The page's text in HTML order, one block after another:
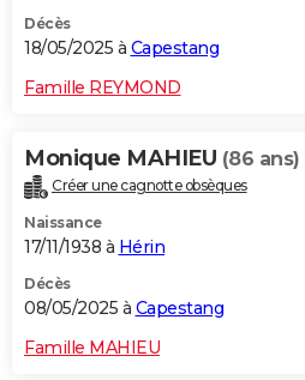
Décès
18/05/2025 à Capestang
Famille REYMOND
Monique MAHIEU (86 ans)
Créer une cagnotte obsèques
Naissance
17/11/1938 à Hérin
Décès
08/05/2025 à Capestang
Famille MAHIEU